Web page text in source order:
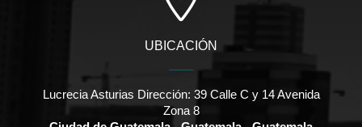
UBICACIÓN
Lucrecia Asturias Dirección: 39 Calle C y 14 Avenida
Zona 8